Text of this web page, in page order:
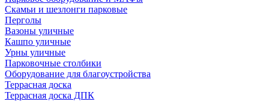
Скамьи и шезлонги парковые
Перголы
Вазоны уличные
Кашпо уличные
Урны уличные
Парковочные столбики
Оборудование для благоустройства
Террасная доска
Террасная доска ДПК